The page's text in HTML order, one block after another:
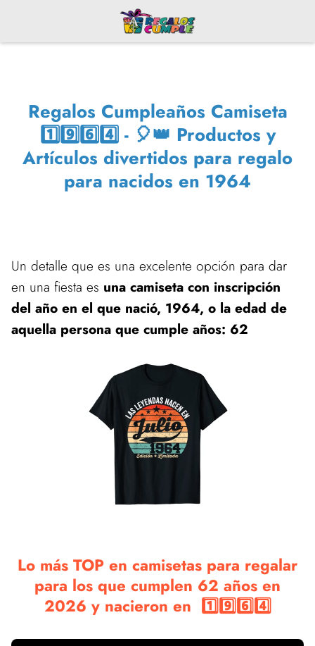
Regalos Cumpleaños Camiseta
1️⃣9️⃣6️⃣4️⃣ - 🎈👑 Productos y
Artículos divertidos para regalo
para nacidos en 1964
Un detalle que es una excelente opción para dar
en una fiesta es una camiseta con inscripción
del año en el que nació, 1964, o la edad de
aquella persona que cumple años: 62
Lo más TOP en camisetas para regalar
para los que cumplen 62 años en
2026 y nacieron en 1️⃣9️⃣6️⃣4️⃣